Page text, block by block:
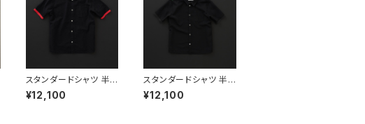
スタンダードシャツ 半
袖 黒×赤
¥12,100
スタンダードシャツ 半
袖 ポリ 黒×黒
¥12,100